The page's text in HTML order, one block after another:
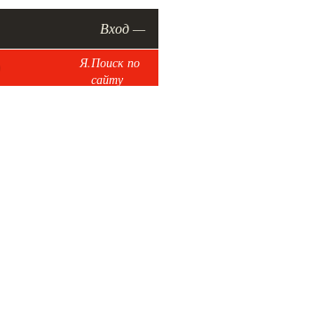
Вход —
Я.Поиск по
сайту